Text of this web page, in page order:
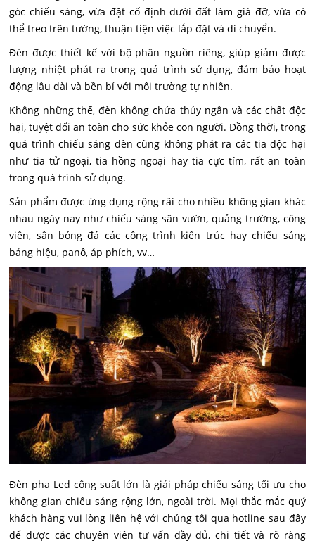
góc chiếu sáng, vừa đặt cố định dưới đất làm giá đỡ, vừa có
thể treo trên tường, thuận tiện việc lắp đặt và di chuyển.
Đèn được thiết kế với bộ phân nguồn riêng, giúp giảm được
lượng nhiệt phát ra trong quá trình sử dụng, đảm bảo hoạt
động lâu dài và bền bỉ với môi trường tự nhiên.
Không những thế, đèn không chứa thủy ngân và các chất độc
hại, tuyệt đối an toàn cho sức khỏe con người. Đồng thời, trong
quá trình chiếu sáng đèn cũng không phát ra các tia độc hại
như tia tử ngoại, tia hồng ngoại hay tia cực tím, rất an toàn
trong quá trình sử dụng.
Sản phẩm được ứng dụng rộng rãi cho nhiều không gian khác
nhau ngày nay như chiếu sáng sân vườn, quảng trường, công
viên, sân bóng đá các công trình kiến trúc hay chiếu sáng
bảng hiệu, panô, áp phích, vv…
Đèn pha Led công suất lớn là giải pháp chiếu sáng tối ưu cho
không gian chiếu sáng rộng lớn, ngoài trời. Mọi thắc mắc quý
khách hàng vui lòng liên hệ với chúng tôi qua hotline sau đây
để được các chuyên viên tư vấn đầy đủ, chi tiết và rõ ràng